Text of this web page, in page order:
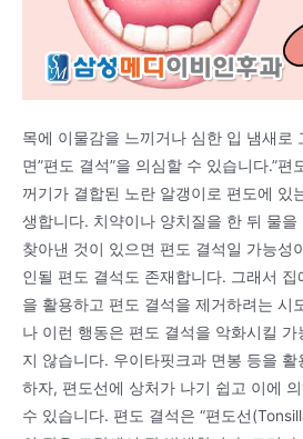
목에 이물감을 느끼거나 심한 입 냄새로
면”편도 결석”을 의심할 수 있습니다.”편
꺼기가 결합된 노란 알갱이로 편도에 있
생합니다. 치약이나 양치질을 한 뒤 물
찾아낸 것이 있으면 편도 결석일 가능성
인될 편도 결석도 존재합니다. 그래서
을 활용하고 편도 결석을 제거하려는 시
나 이런 행동은 편도 결석을 악화시킬 가
지 않습니다. 우이타핏크과 면봉 등을
하자, 편도선에 상처가 나기 쉽고 이에
수 있습니다. 편도 결석은 “편도선